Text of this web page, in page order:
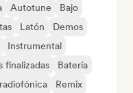
Autotune
Bajo
Latón
Demos
Instrumental
finalizadas
Batería
Remix